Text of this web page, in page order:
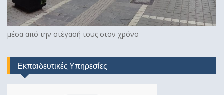
μέσα από την στέγασή τους στον χρόνο
Εκπαιδευτικές Υπηρεσίες